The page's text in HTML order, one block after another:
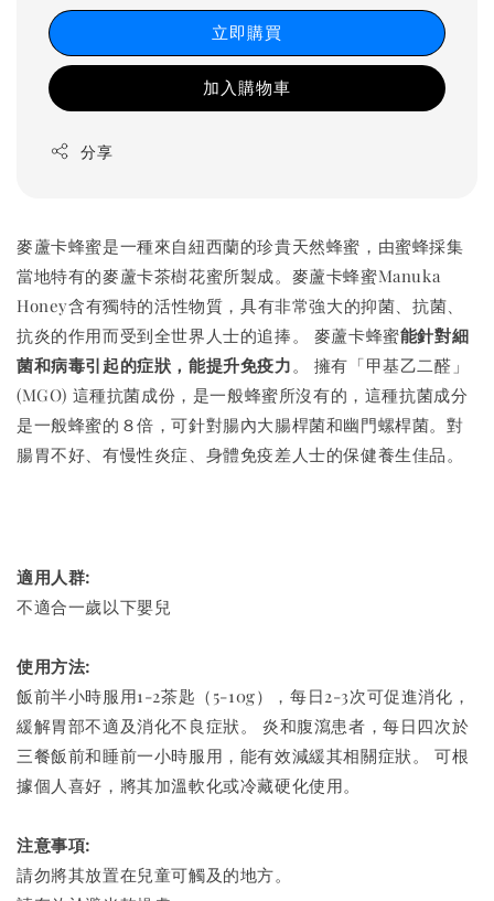
立即購買
加入購物車
分享
麥蘆卡蜂蜜是一種來自紐西蘭的珍貴天然蜂蜜，由蜜蜂採集
當地特有的麥蘆卡茶樹花蜜所製成。 麥蘆卡蜂蜜Manuka
Honey含有獨特的活性物質，具有非常強大的抑菌、抗菌、
抗炎的作用而受到全世界人士的追捧。
麥蘆卡蜂蜜能針對細
菌和病毒引起的症狀，能提升免疫力 。 擁有「甲基乙二醛」
(MGO) 這種抗菌成份，是一般蜂蜜所沒有的，這種抗菌成分
是一般蜂蜜的８倍，可針對腸內大腸桿菌和幽門螺桿菌。對
腸胃不好、有慢性炎症、身體免疫差人士的保健養生佳品。
適用人群:
不適合一歲以下嬰兒
使用方法:
飯前半小時服用1-2茶匙（5-10g），每日2-3次可促進消化，
緩解胃部不適及消化不良症狀。 炎和腹瀉患者，每日四次於
三餐飯前和睡前一小時服用，能有效減緩其相關症狀。 可根
據個人喜好，將其加溫軟化或冷藏硬化使用。
注意事項:
請勿將其放置在兒童可觸及的地方。